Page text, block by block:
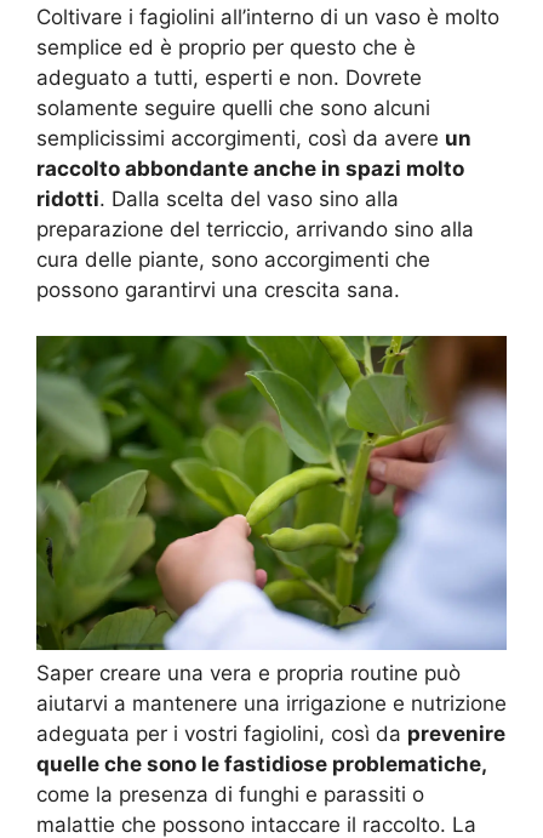
Coltivare i fagiolini all’interno di un vaso è molto
semplice ed è proprio per questo che è
adeguato a tutti, esperti e non. Dovrete
solamente seguire quelli che sono alcuni
semplicissimi accorgimenti, così da avere un
raccolto abbondante anche in spazi molto
ridotti. Dalla scelta del vaso sino alla
preparazione del terriccio, arrivando sino alla
cura delle piante, sono accorgimenti che
possono garantirvi una crescita sana.
Saper creare una vera e propria routine può
aiutarvi a mantenere una irrigazione e nutrizione
adeguata per i vostri fagiolini, così da prevenire
quelle che sono le fastidiose problematiche,
come la presenza di funghi e parassiti o
malattie che possono intaccare il raccolto. La